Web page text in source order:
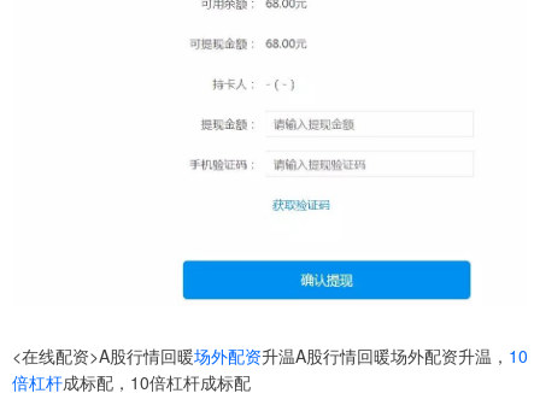
<在线配资>A股行情回暖场外配资升温A股行情回暖场外配资升温， 10
倍杠杆成标配，10倍杠杆成标配